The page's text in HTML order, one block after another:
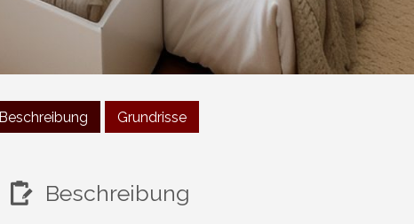
Beschreibung Grundrisse
Beschreibung